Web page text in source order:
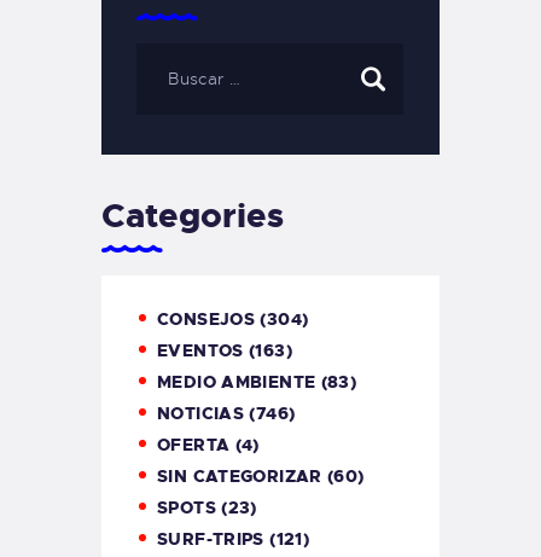
Categories
CONSEJOS (304)
EVENTOS (163)
MEDIO AMBIENTE (83)
NOTICIAS (746)
OFERTA (4)
SIN CATEGORIZAR (60)
SPOTS(23)
SURF-TRIPS (121)